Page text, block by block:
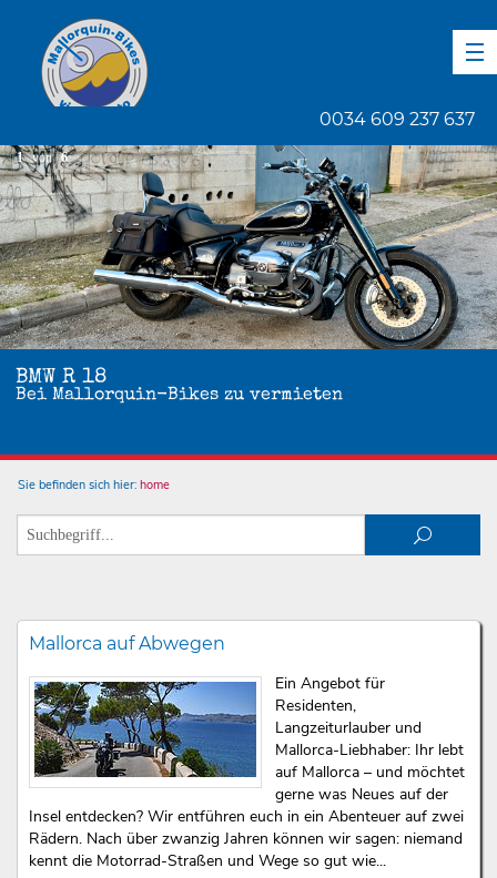
0034 609 237 637
BMW R 18
Bei Mallorquin-Bikes zu vermieten
1 von 6
Sie befinden sich hier: home
Mallorca auf Abwegen
Ein Angebot für
Residenten,
Langzeiturlauber und
Mallorca-Liebhaber: Ihr lebt
auf Mallorca – und möchtet
gerne was Neues auf der
Insel entdecken? Wir entführen euch in ein Abenteuer auf zwei
Rädern. Nach über zwanzig Jahren können wir sagen: niemand
kennt die Motorrad-Straßen und Wege so gut wie...